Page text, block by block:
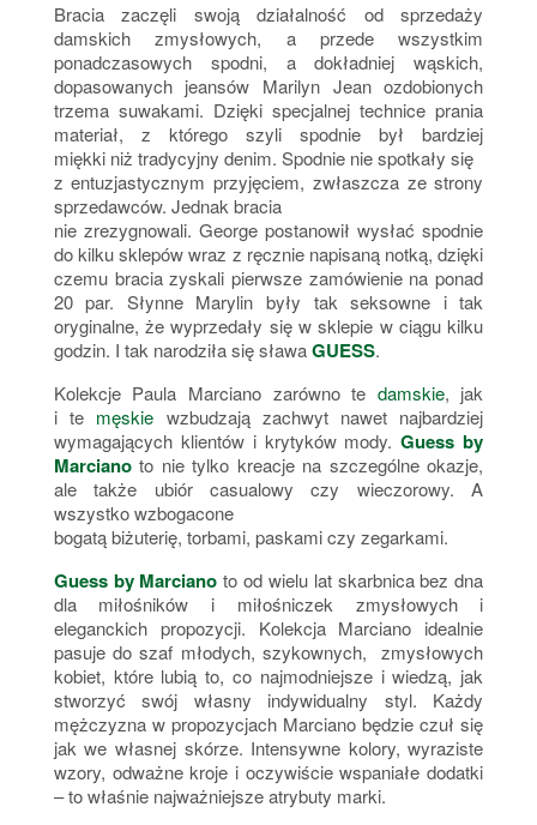
Bracia zaczęli swoją działalność od sprzedaży
damskich zmysłowych, a przede wszystkim
ponadczasowych spodni, a dokładniej wąskich,
dopasowanych jeansów Marilyn Jean ozdobionych
trzema suwakami. Dzięki specjalnej technice prania
materiał, z którego szyli spodnie był bardziej
miękki niż tradycyjny denim. Spodnie nie spotkały się
z entuzjastycznym przyjęciem, zwłaszcza ze strony
sprzedawców. Jednak bracia
nie zrezygnowali. George postanowił wysłać spodnie
do kilku sklepów wraz z ręcznie napisaną notką, dzięki
czemu bracia zyskali pierwsze zamówienie na ponad
20 par. Słynne Marylin były tak seksowne i tak
oryginalne, że wyprzedały się w sklepie w ciągu kilku
godzin. I tak narodziła się sławaGUESS.
Kolekcje Paula Marciano zarówno te damskie, jak
i te męskie wzbudzają zachwyt nawet najbardziej
wymagających klientów i krytyków mody.Guess by
Marcianoto nie tylko kreacje na szczególne okazje,
ale także ubiór casualowy czy wieczorowy. A
wszystko wzbogacone
bogatą biżuterię, torbami, paskami czy zegarkami.
Guess by Marciano to od wielu lat skarbnica bez dna
dla miłośników i miłośniczek zmysłowych i
eleganckich propozycji. Kolekcja Marciano idealnie
pasuje do szaf młodych, szykownych, zmysłowych
kobiet, które lubią to, co najmodniejsze i wiedzą, jak
stworzyć swój własny indywidualny styl. Każdy
mężczyzna w propozycjach Marciano będzie czuł się
jak we własnej skórze. Intensywne kolory, wyraziste
wzory, odważne kroje i oczywiście wspaniałe dodatki
– to właśnie najważniejsze atrybuty marki.